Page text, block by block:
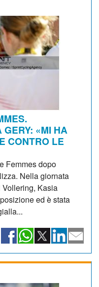
«MI HA
CONTRO LE
Femmes dopo
Nella giornata
Kasia
ed è stata